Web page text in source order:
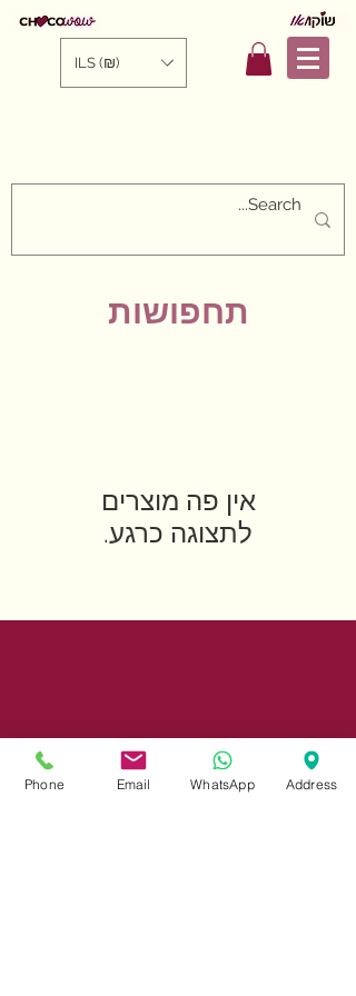
ILS (₪)
תחפושות
לתצוגה כרגע.
Phone Email WhatsApp Address